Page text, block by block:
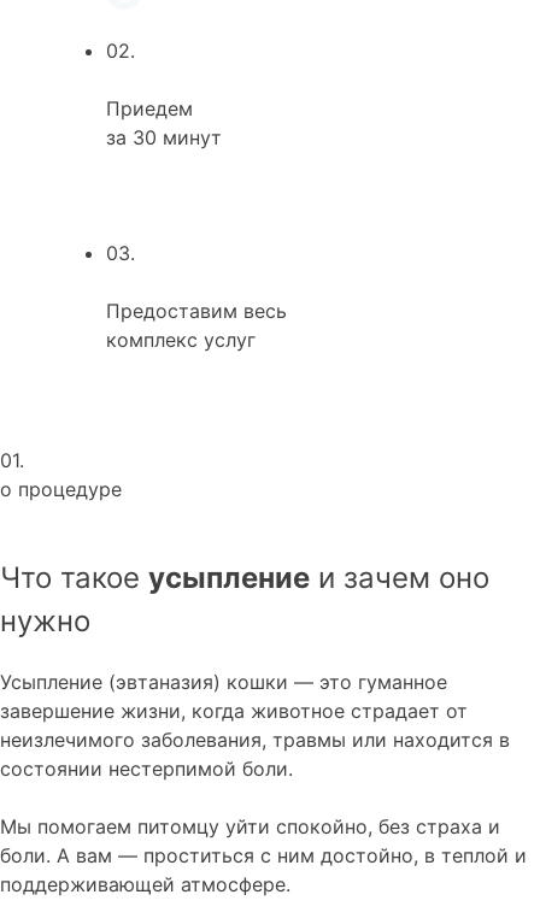
02.
Приедем
за 30 минут
03.
Предоставим весь
комплекс услуг
01.
о процедуре
Что такое усыпление и зачем оно
нужно
Усыпление (эвтаназия) кошки — это гуманное
завершение жизни, когда животное страдает от
неизлечимого заболевания, травмы или находится в
состоянии нестерпимой боли.
Мы помогаем питомцу уйти спокойно, без страха и
боли. А вам — проститься с ним достойно, в теплой и
поддерживающей атмосфере.